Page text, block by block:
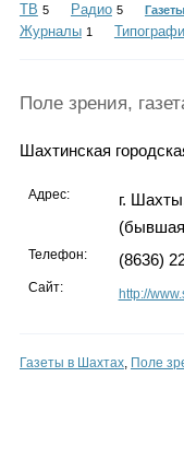
ТВ 5 Радио 5 Газеты
Журналы 1
Поле зрения,
Шахтинская
Адрес:
г.
(бывшая
Телефон: (8636)
Сайт: http://
Газеты в Шахтах, Поле